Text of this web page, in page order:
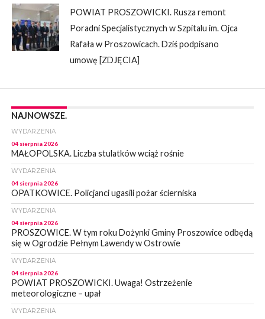
POWIAT PROSZOWICKI. Rusza remont
Poradni Specjalistycznych w Szpitalu im. Ojca
Rafała w Proszowicach. Dziś podpisano
umowę [ZDJĘCIA]
NAJNOWSZE.
WYDARZENIA
04 sierpnia 2026
MAŁOPOLSKA. Liczba stulatków wciąż rośnie
WYDARZENIA
04 sierpnia 2026
OPATKOWICE. Policjanci ugasili pożar ścierniska
WYDARZENIA
04 sierpnia 2026
PROSZOWICE. W tym roku Dożynki Gminy Proszowice odbędą
się w Ogrodzie Pełnym Lawendy w Ostrowie
WYDARZENIA
04 sierpnia 2026
POWIAT PROSZOWICKI. Uwaga! Ostrzeżenie
meteorologiczne – upał
WYDARZENIA